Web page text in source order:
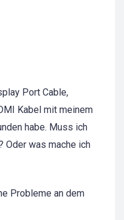
Port Cable,
Kabel mit meinem
habe. Muss ich
Oder was mache ich
Probleme an dem